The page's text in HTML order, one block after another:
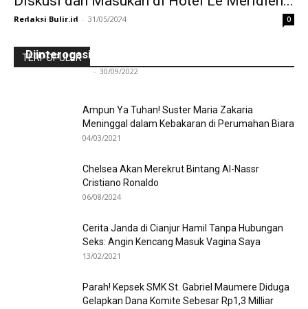
Redaksi Bulir.id - 31/05/2024 0
TERPOPULER
Ini Kronologinya! Diduga Teriaki Kata Sambo,
Diinterogasi Aparat Polres Sikka
- 30/09/2022
Ampun Ya Tuhan! Suster Maria Zakaria
Meninggal dalam Kebakaran di Perumahan Biara
04/03/2021
Chelsea Akan Merekrut Bintang Al-Nassr
Cristiano Ronaldo
06/08/2024
Cerita Janda di Cianjur Hamil Tanpa Hubungan
Seks: Angin Kencang Masuk Vagina Saya
13/02/2021
Parah! Kepsek SMK St. Gabriel Maumere Diduga
Gelapkan Dana Komite Sebesar Rp1,3 Milliar